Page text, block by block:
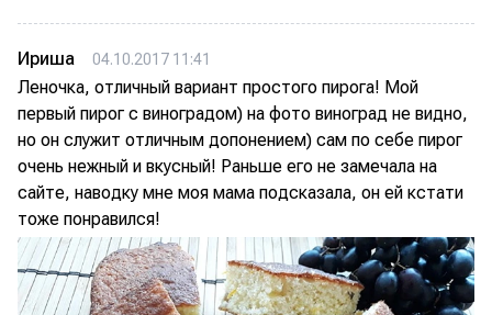
Ириша 04.10.2017 11:41
Леночка, отличный вариант простого пирога! Мой
первый пирог с виноградом) на фото виноград не видно,
но он служит отличным допонением) сам по себе пирог
очень нежный и вкусный! Раньше его не замечала на
сайте, наводку мне моя мама подсказала, он ей кстати
тоже понравился!